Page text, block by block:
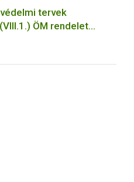
tervek
ÖM rendelet